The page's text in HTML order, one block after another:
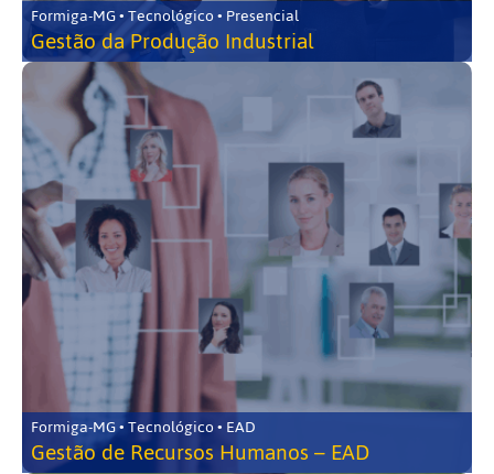
Formiga-MG • Tecnológico • Presencial
Gestão da Produção Industrial
Formiga-MG • Tecnológico • EAD
Gestão de Recursos Humanos – EAD